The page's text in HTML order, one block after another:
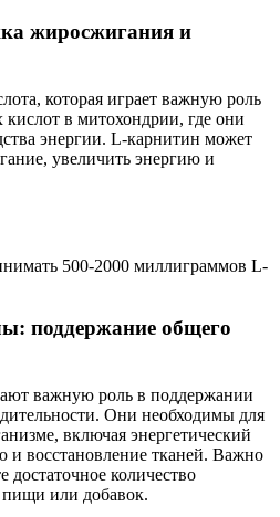
жиросжигания и
которая играет важную роль
в митохондрии, где они
энергии. L-карнитин может
увеличить энергию и
500-2000 миллиграммов L-
поддержание общего
важную роль в поддержании
Они необходимы для
включая энергетический
восстановление тканей. Важно
достаточное количество
или добавок.